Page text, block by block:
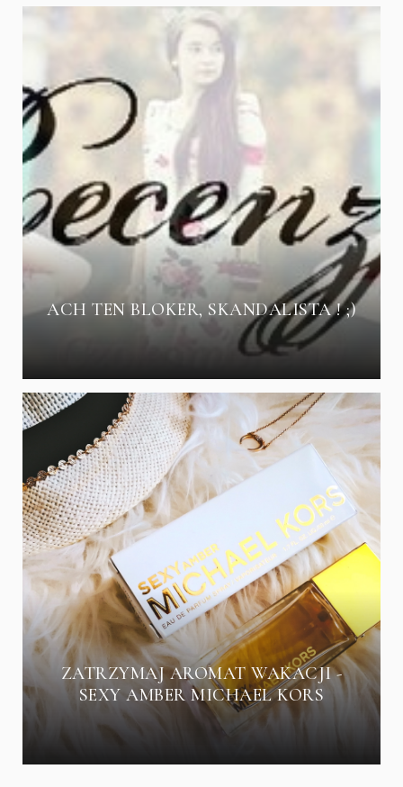
ACH TEN BLOKER, SKANDALISTA ! ;)
ZATRZYMAJ AROMAT WAKACJI -
SEXY AMBER MICHAEL KORS